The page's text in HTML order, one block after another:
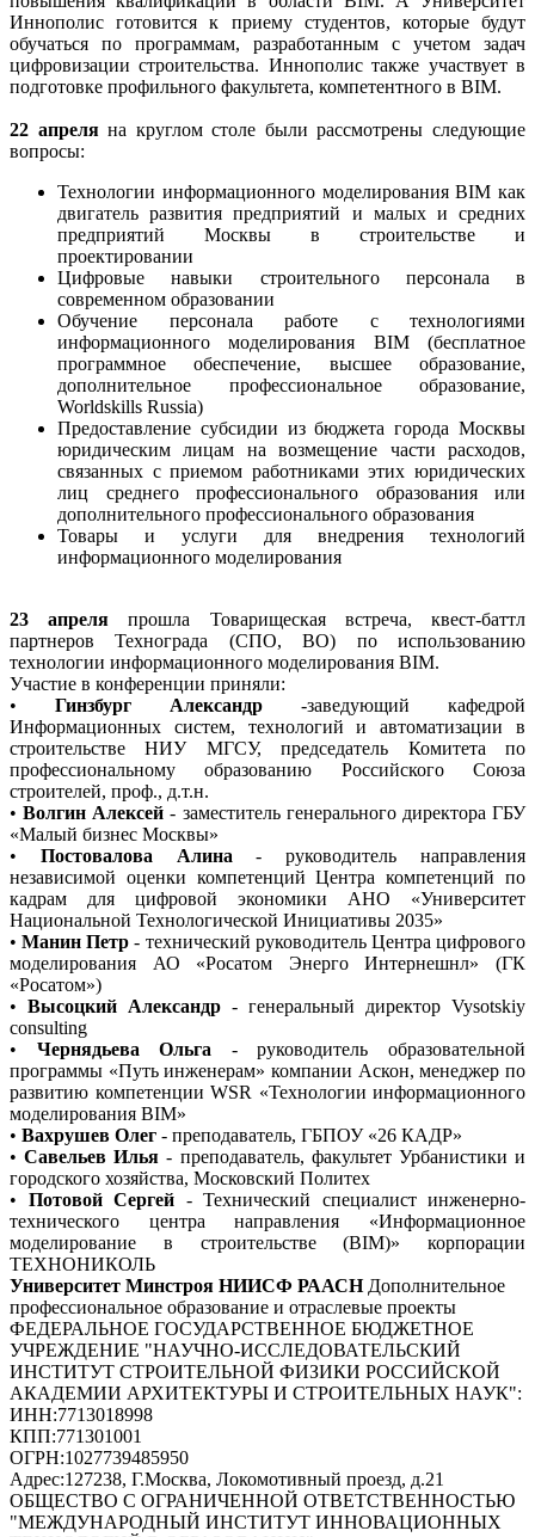
Иннополис готовится к приему студентов, которые будут
обучаться по программам, разработанным с учетом задач
цифровизации строительства. Иннополис также участвует в
подготовке профильного факультета, компетентного в BIM.
22 апреляна круглом столе были рассмотрены следующие
вопросы:
Технологии информационного моделирования BIM как
двигатель развития предприятий и малых и средних
предприятий Москвы в строительстве и
проектировании
Цифровые навыки строительного персонала в
современном образовании
Обучение персонала работе с технологиями
информационного моделирования BIM (бесплатное
программное обеспечение, высшее образование,
дополнительное профессиональное образование,
Worldskills Russia)
Предоставление субсидии из бюджета города Москвы
юридическим лицам на возмещение части расходов,
связанных с приемом работниками этих юридических
лиц среднего профессионального образования или
дополнительного профессионального образования
Товары и услуги для внедрения технологий
информационного моделирования
23 апреля прошла Товарищеская встреча, квест-баттл
партнеров Технограда (СПО, ВО) по использованию
технологии информационного моделирования BIM.
Участие в конференции приняли:
• Гинзбург Александр -заведующий кафедрой
Информационных систем, технологий и автоматизации в
строительстве НИУ МГСУ, председатель Комитета по
профессиональному образованию Российского Союза
строителей, проф., д.т.н.
•Волгин Алексей - заместитель генерального директора ГБУ
«Малый бизнес Москвы»
• Постовалова Алина - руководитель направления
независимой оценки компетенций Центра компетенций по
кадрам для цифровой экономики АНО «Университет
Национальной Технологической Инициативы 2035»
•Манин Петр - технический руководитель Центра цифрового
моделирования АО «Росатом Энерго Интернешнл» (ГК
«Росатом»)
• Высоцкий Александр - генеральный директор Vysotskiy
consulting
• Чернядьева Ольга - руководитель образовательной
программы «Путь инженерам» компании Аскон, менеджер по
развитию компетенции WSR «Технологии информационного
моделирования BIM»
• Вахрушев Олег - преподаватель, ГБПОУ «26 КАДР»
•Савельев Илья - преподаватель, факультет Урбанистики и
городского хозяйства, Московский Политех
• Потовой Сергей - Технический специалист инженерно-
технического центра направления «Информационное
моделирование в строительстве (BIM)» корпорации
ТЕХНОНИКОЛЬ
Университет Минстроя НИИСФ РААСН Дополнительное
профессиональное образование и отраслевые проекты
ФЕДЕРАЛЬНОЕ ГОСУДАРСТВЕННОЕ БЮДЖЕТНОЕ
УЧРЕЖДЕНИЕ "НАУЧНО-ИССЛЕДОВАТЕЛЬСКИЙ
ИНСТИТУТ СТРОИТЕЛЬНОЙ ФИЗИКИ РОССИЙСКОЙ
АКАДЕМИИ АРХИТЕКТУРЫ И СТРОИТЕЛЬНЫХ НАУК":
ИНН:7713018998
КПП:771301001
ОГРН:1027739485950
Адрес:127238, Г.Москва, Локомотивный проезд, д.21
ОБЩЕСТВО С ОГРАНИЧЕННОЙ ОТВЕТСТВЕННОСТЬЮ
"МЕЖДУНАРОДНЫЙ ИНСТИТУТ ИННОВАЦИОННЫХ